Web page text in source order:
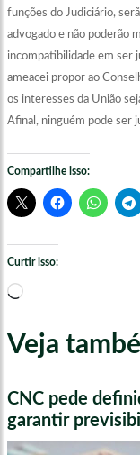
funções do Judiciário,
advogado e não poderão
incompatibilidade em ser
ameacei propor ao
os interesses da União
Afinal, ninguém pode ser
Compartilhe isso:
Curtir isso:
Carregando...
Veja
CNC pede
garantir